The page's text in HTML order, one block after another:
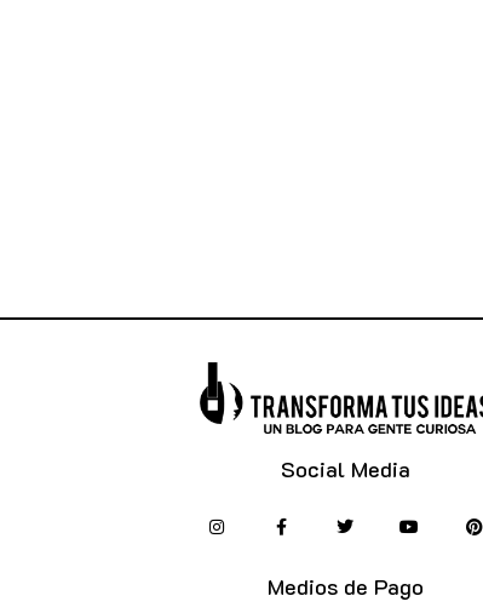
Social Media
Medios de Pago